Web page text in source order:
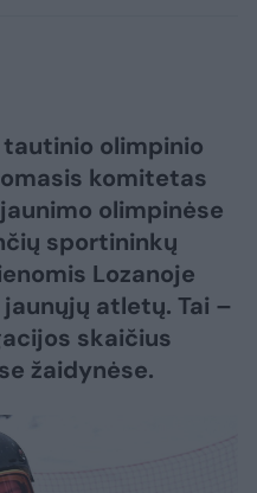
olimpinio
komitetas
olimpinėse
sportininkų
Lozanoje
atletų. Tai –
skaičius
žaidynėse.